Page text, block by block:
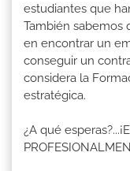
estudiantes que
También sabemos
en encontrar un
conseguir un
considera la
estratégica.
¿A qué